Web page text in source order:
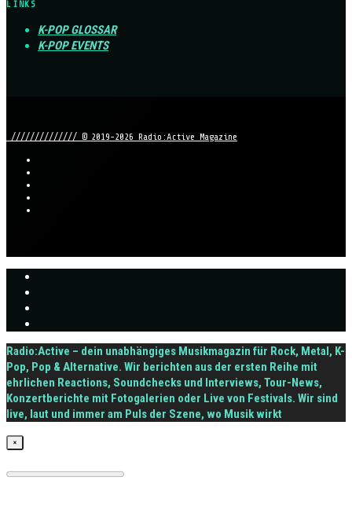
LINKS
K-POP GLOSSAR
K-POP EVENTS
////////////// © 2019-2026 Radio:Active Magazine
Radio:Active – dein unabhängiges Musikmagazin für Rock, Metal, K-
Pop, Pop & Alternative. Wir berichten aus der ersten Reihe mit
ehrlichen Reactions, Soundchecks und Interviews, Tour-News,
Konzertberichte mit Fotogalerien oder Live von Festivals. Wir sind
live, laut und immer am Puls der Szene, wo Musik wirkt
×